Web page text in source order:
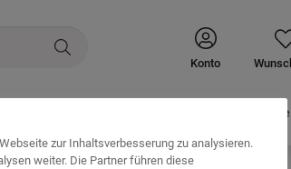
Konto
Prospekte
zur Inhaltsverbesserung zu analysieren.
weiter. Die Partner führen diese